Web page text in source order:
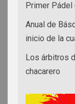
Primer
Anual de
inicio de la
Los árbitros
chacarero